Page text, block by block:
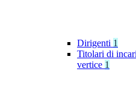
Dirigenti 1
Titolari di
vertice 1